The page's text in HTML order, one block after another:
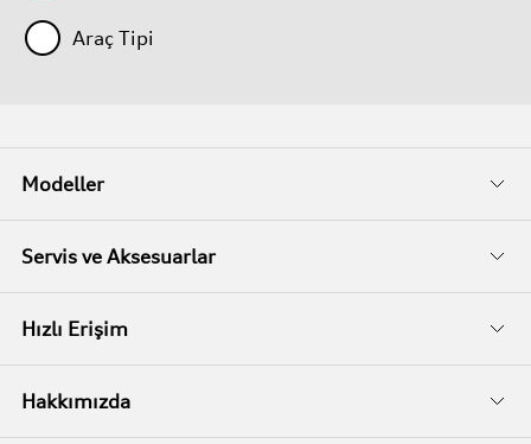
Araç Tipi
Modeller
Fiyat Listeleri
Kampanyalar
Servis ve Aksesuarlar
Audi Garanti
Audi Kasko
Hızlı Erişim
Servis Randevusu
Hakkımızda